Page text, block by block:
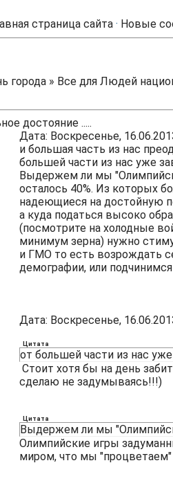
страница сайта · Новые
города » Все для Людей
достояние .....
Дата: Воскресенье,
и большая часть из нас
большей части из нас уже
Выдержем ли мы
осталось 40%. Из которых
надеющиеся на достойную
а куда податься высоко
(посмотрите на холодные
минимум зерна) нужно
и ГМО то есть возрождать
демографии, или
Дата: Воскресенье,
Цитата
от большей части из нас
Стоит хотя бы на день
сделаю не задумываясь!!!)
Цитата
Выдержем ли мы
Олимпийские игры
миром, что мы